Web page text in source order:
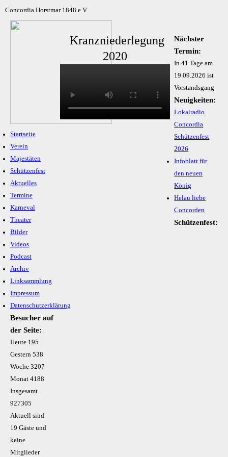
Concordia Horstmar 1848 e.V.
Startseite
Verein
Majestäten
Schützenfest
Aktuelles
Termine
Karneval
Theater
Bilder
Videos
Podcast
Archiv
Linksammlung
Impressum
Datenschutzerklärung
Besucher auf
der Seite:
Heute 195
Gestern 538
Woche 3207
Monat 4188
Insgesamt
927305
Aktuell sind
19 Gäste und
keine
Mitglieder
Kranzniederlegung
2020
Nächster
Termin:
In 41 Tage am
19.09.2026 ist
Vorstandsgang
Neuigkeiten:
Lokalradio
Concordia
Schützenfest
2026
Infoblatt für
den neuen
König
Helau liebe
Concorden
Schützenfest: